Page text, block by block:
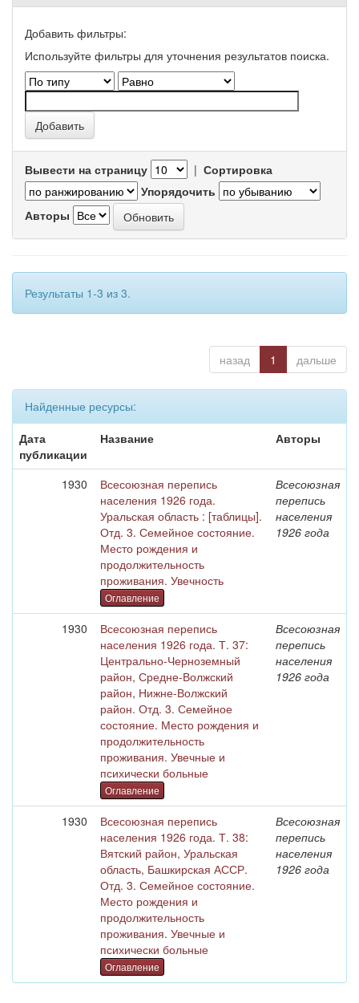
Добавить фильтры:
Используйте фильтры для уточнения результатов поиска.
Вывести на страницу | Сортировка
Упорядочить
Авторы
Результаты 1-3 из 3.
назад 1 дальше
Найденные ресурсы:
Дата
публикации
Название Авторы
1930
Всесоюзная перепись
населения 1926 года.
Уральская область : [таблицы].
Отд. 3. Семейное состояние.
Место рождения и
продолжительность
проживания. Увечность
Оглавление
Всесоюзная
перепись
населения
1926 года
1930
Всесоюзная перепись
населения 1926 года. Т. 37:
Центрально-Черноземный
район, Средне-Волжский
район, Нижне-Волжский
район. Отд. 3. Семейное
состояние. Место рождения и
продолжительность
проживания. Увечные и
психически больные
Оглавление
Всесоюзная
перепись
населения
1926 года
1930
Всесоюзная перепись
населения 1926 года. Т. 38:
Вятский район, Уральская
область, Башкирская АССР.
Отд. 3. Семейное состояние.
Место рождения и
продолжительность
проживания. Увечные и
психически больные
Оглавление
Всесоюзная
перепись
населения
1926 года